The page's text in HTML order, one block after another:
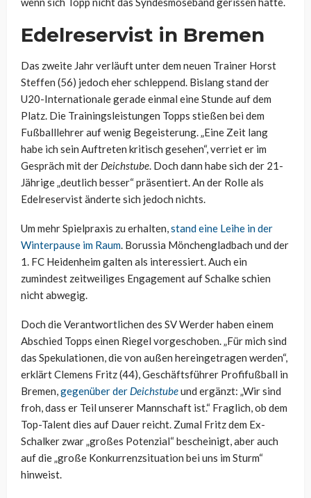
Edelreservist in Bremen
Das zweite Jahr verläuft unter dem neuen Trainer Horst
Steffen (56) jedoch eher schleppend. Bislang stand der
U20-Internationale gerade einmal eine Stunde auf dem
Platz. Die Trainingsleistungen Topps stießen bei dem
Fußballlehrer auf wenig Begeisterung. „Eine Zeit lang
habe ich sein Auftreten kritisch gesehen“, verriet er im
Gespräch mit der Deichstube. Doch dann habe sich der 21-
Jährige „deutlich besser“ präsentiert. An der Rolle als
Edelreservist änderte sich jedoch nichts.
Um mehr Spielpraxis zu erhalten,stand eine Leihe in der
Winterpause im Raum. Borussia Mönchengladbach und der
1. FC Heidenheim galten als interessiert. Auch ein
zumindest zeitweiliges Engagement auf Schalke schien
nicht abwegig.
Doch die Verantwortlichen des SV Werder haben einem
Abschied Topps einen Riegel vorgeschoben. „Für mich sind
das Spekulationen, die von außen hereingetragen werden“,
erklärt Clemens Fritz (44), Geschäftsführer Profifußball in
Bremen,gegenüber der Deichstubeund ergänzt: „Wir sind
froh, dass er Teil unserer Mannschaft ist.“ Fraglich, ob dem
Top-Talent dies auf Dauer reicht. Zumal Fritz dem Ex-
Schalker zwar „großes Potenzial“ bescheinigt, aber auch
auf die „große Konkurrenzsituation bei uns im Sturm“
hinweist.